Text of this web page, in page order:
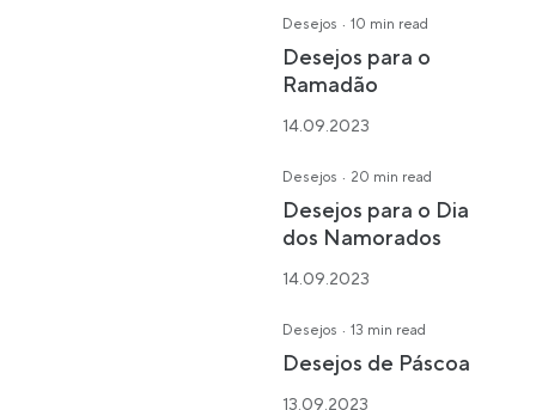
Desejos · 10 min read
Desejos para o
Ramadão
14.09.2023
Desejos · 20 min read
Desejos para o Dia
dos Namorados
14.09.2023
Desejos · 13 min read
Desejos de Páscoa
13.09.2023